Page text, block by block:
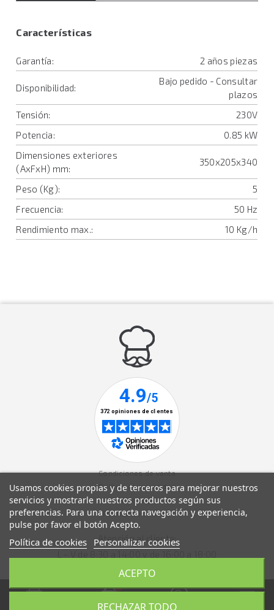
Características
Garantía: 2 años piezas
Disponibilidad:
Bajo pedido - Consultar
plazos
Tensión:
230V
Potencia:
0.85 kW
Dimensiones exteriores
(AxFxH) mm:
350x205x340
Peso (Kg):
5
Frecuencia:
50 Hz
Rendimiento max.:
10 Kg/h
Condiciones de venta
Política de privacidad
Aviso legal
Política de cookies
Atención al cliente:
Usamos cookies propias y de terceros para mejorar nuestros
servicios y mostrarle nuestros productos según sus
preferencias. Para una correcta navegación y experiencia,
pulse por favor el botón Acepto.
Política de cookies Personalizar cookies
RECHAZAR TODO
ACEPTO